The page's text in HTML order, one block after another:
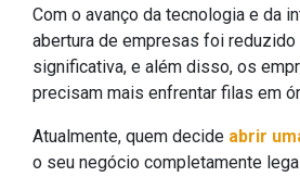
Com o avanço da tecnologia e da
abertura de empresas foi
significativa, e além disso, os
precisam mais enfrentar filas em
Atualmente, quem decide abrir
o seu negócio completamente